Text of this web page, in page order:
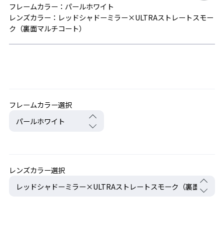
フレームカラー：パールホワイト
レンズカラー：レッドシャドーミラー×ULTRAストレートスモー
ク（裏面マルチコート）
フレームカラー選択
レンズカラー選択